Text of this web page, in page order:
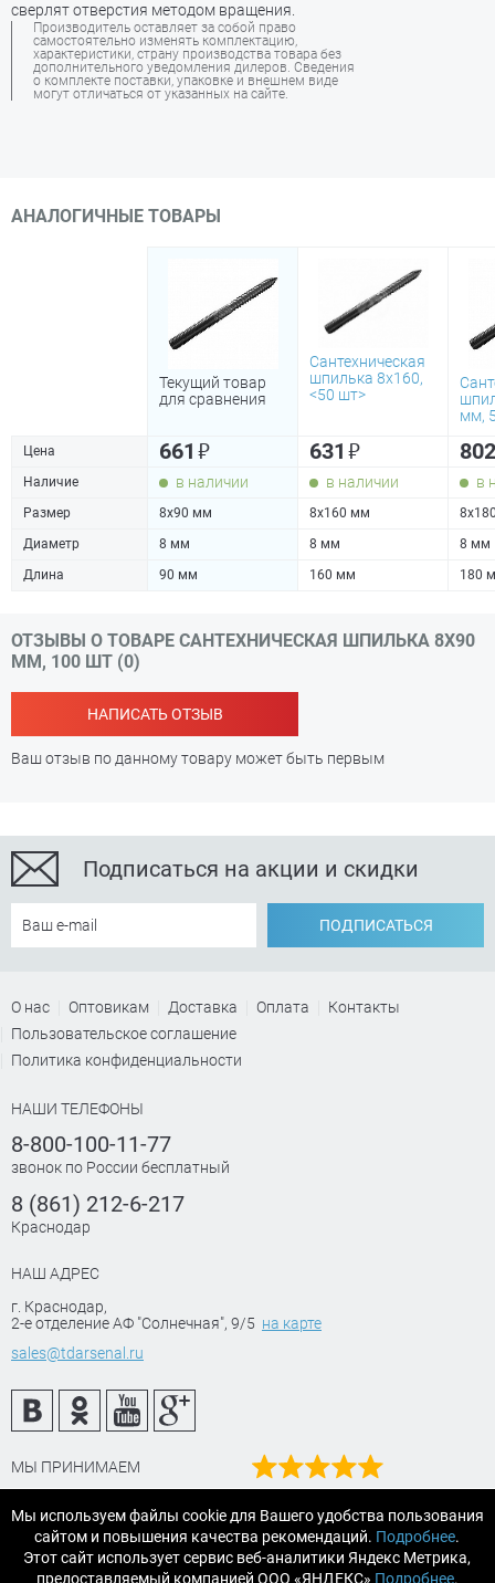
сверлят отверстия методом вращения.
Производитель оставляет за собой право
самостоятельно изменять комплектацию,
характеристики, страну производства товара без
дополнительного уведомления дилеров. Сведения
о комплекте поставки, упаковке и внешнем виде
могут отличаться от указанных на сайте.
АНАЛОГИЧНЫЕ ТОВАРЫ
Текущий товар
для сравнения
Сантехническая
шпилька 8х160,
<50 шт>
мм,
Цена 661 ₽ 631 ₽
Наличие в наличии в наличии в
Размер 8х90 мм 8х160 мм
Диаметр
8 мм 8 мм
8 мм
Длина
90 мм 160 мм 180
ОТЗЫВЫ О ТОВАРЕ САНТЕХНИЧЕСКАЯ ШПИЛЬКА 8Х90
ММ, 100 ШТ (0)
НАПИСАТЬ ОТЗЫВ
Ваш отзыв по данному товару может быть первым
Подписаться на акции и скидки
ПОДПИСАТЬСЯ
О нас Оптовикам Доставка Оплата
Контакты
Пользовательское соглашение
Политика конфиденциальности
НАШИ ТЕЛЕФОНЫ
8-800-100-11-77
звонок по России бесплатный
8 (861) 212-6-217
Краснодар
НАШ АДРЕС
г. Краснодар,
2-е отделение АФ "Солнечная", 9/5 на карте
sales@tdarsenal.ru
МЫ ПРИНИМАЕМ
на Яндекс маркет
Читайте отзывы
Мы используем файлы cookie для Вашего удобства пользования
сайтом и повышения качества рекомендаций. Подробнее.
Этот сайт использует сервис веб-аналитики Яндекс Метрика,
предоставляемый компанией ООО «ЯНДЕКС» Подробнее.
×
Этот товар купили 3 человека